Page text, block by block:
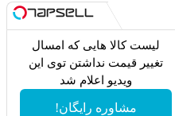
بفروش*فقط
خریدار واقعی*
صورت🤍
نتیجه‌ای طبیعی
لیست کالا هایی که امسال
تغییر قیمت نداشتن توی این
ویدیو اعلام شد
مشاوره رایگان!